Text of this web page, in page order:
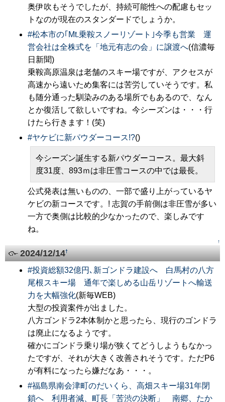
奥伊吹もそうでしたが、持続可能性への配慮もセッ
トなのが現在のスタンダードでしょうか。
#松本市の｢Mt.乗鞍スノーリゾート｣今季も営業 運
営会社は全株式を「地元有志の会」に譲渡へ(信濃毎
日新聞)
乗鞍高原温泉は老舗のスキー場ですが、アクセスが
高速から遠いため集客には苦労していそうです。私
も随分通った馴染みのある場所でもあるので、なん
とか復活して欲しいですね。今シーズンは・・・行
けたら行きます！(笑)
#ヤケビに新パウダーコース!?()
今シーズン誕生する新パウダーコース。最大斜
度31度、893ｍは非圧雪コースの中では最長。
公式発表は無いものの、一部で盛り上がっているヤ
ケビの新コースです。! 志賀の手前側は非圧雪が多い
一方で奥側は比較的少なかったので、楽しみです
ね。
↑
2024/12/14†
#投資総額32億円､新ゴンドラ建設へ 白馬村の八方
尾根スキー場 通年で楽しめる山岳リゾートへ輸送
力を大幅強化(新毎WEB)
大型の投資案件が出ました。
八方ゴンドラ2本体制かと思ったら、現行のゴンドラ
は廃止になるようです。
確かにゴンドラ乗り場が狭くてどうしようもなかっ
たですが、それが大きく改善されそうです。ただP6
が有料になったら嫌だなあ・・・。
#福島県南会津町のだいくら、高畑スキー場31年閉
鎖へ 利用者減、町長「苦渋の決断」 南郷、たか